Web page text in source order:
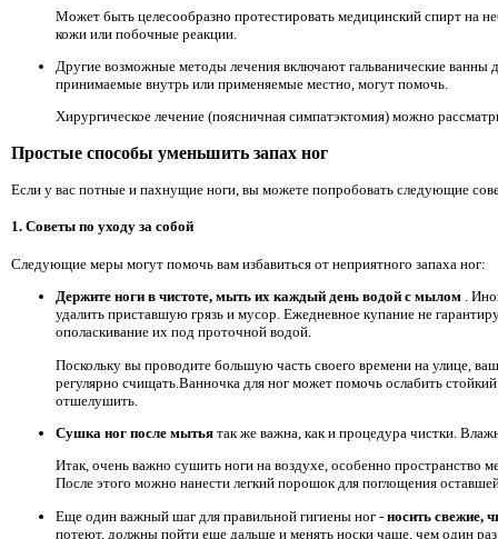
Может быть целесообразно протестировать медицинский спирт на
кожи или побочные реакции.
Другие возможные методы лечения включают гальванические ванны
принимаемые внутрь или применяемые местно, могут помочь.
Хирургическое лечение (поясничная симпатэктомия) можно
Простые способы уменьшить запах ног
Если у вас потные и пахнущие ноги, вы можете попробовать следующие
1. Советы по уходу за собой
Следующие меры могут помочь вам избавиться от неприятного запаха ног:
Держите ноги в чистоте, мыть их каждый день водой с мылом .
удалить приставшую грязь и мусор. Ежедневное купание не
ополаскивание их под проточной водой.
Поскольку вы проводите большую часть своего времени на улице,
регулярно счищать.Ванночка для ног может помочь ослабить
отшелушить.
Сушка ног после мытья так же важна, как и процедура чистки.
Итак, очень важно сушить ноги на воздухе, особенно пространство
После этого можно нанести легкий порошок для поглощения
Еще один важный шаг для правильной гигиены ног - носить свежие,
потеют, должны пойти еще дальше и менять носки чаще, чем один раз